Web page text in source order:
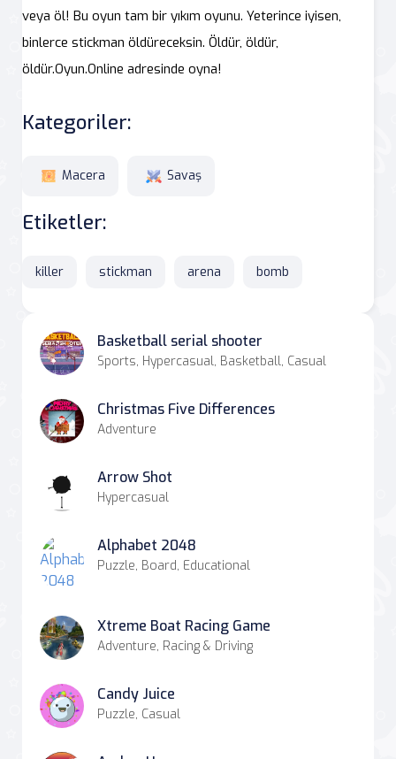
veya öl! Bu oyun tam bir yıkım oyunu. Yeterince iyisen,
binlerce stickman öldüreceksin. Öldür, öldür,
öldür.Oyun.Online adresinde oyna!
Kategoriler:
Macera Savaş
Etiketler:
killer stickman arena bomb
Basketball serial shooter
Sports, Hypercasual, Basketball, Casual
Christmas Five Differences
Adventure
Arrow Shot
Hypercasual
Alphabet 2048
Puzzle, Board, Educational
Xtreme Boat Racing Game
Adventure, Racing & Driving
Candy Juice
Puzzle, Casual